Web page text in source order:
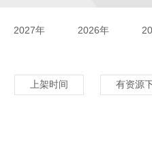
2027年 2026年
上架时间 有资源